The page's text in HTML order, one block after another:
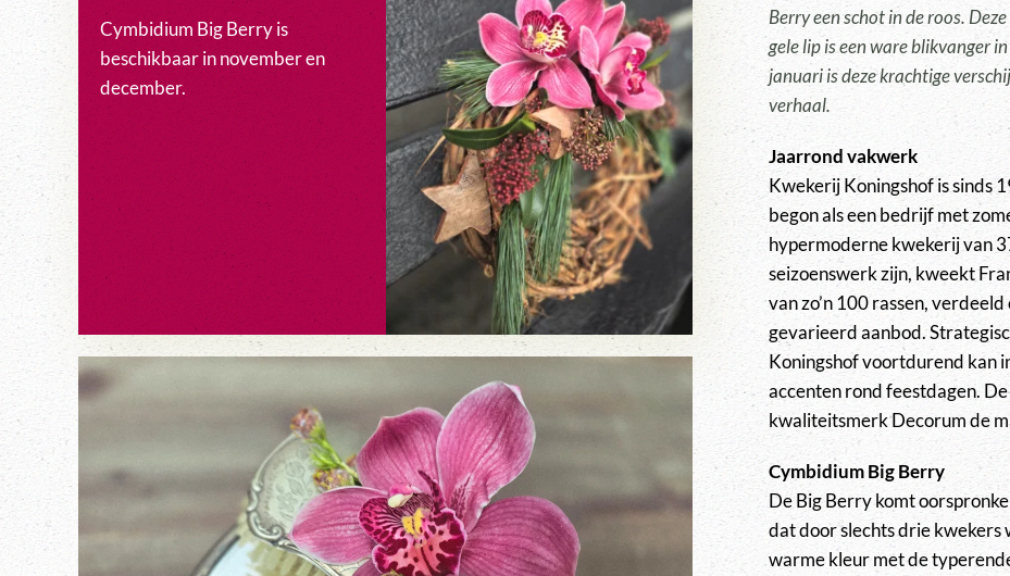
Cymbidium Big Berry is
beschikbaar in november en
december.
Berry een schot in de roos.
gele lip is een ware blikvanger
januari is deze krachtige
verhaal.
Jaarrond vakwerk
Kwekerij Koningshof is sinds
begon als een bedrijf met
hypermoderne kwekerij van
seizoenswerk zijn, kweekt
van zo’n 100 rassen,
gevarieerd aanbod.
Koningshof voortdurend kan
accenten rond feestdagen.
kwaliteitsmerk Decorum de
Cymbidium Big Berry
De Big Berry komt
dat door slechts drie
warme kleur met de